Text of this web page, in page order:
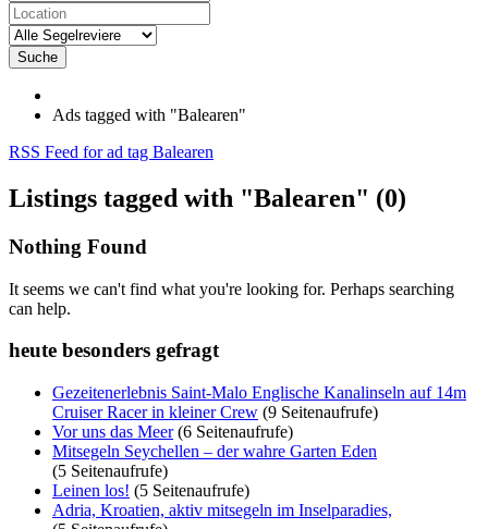
Suche
Ads tagged with "Balearen"
RSS Feed for ad tag Balearen
Listings tagged with "Balearen" (0)
Nothing Found
It seems we can't find what you're looking for. Perhaps searching
can help.
heute besonders gefragt
Gezeitenerlebnis Saint-Malo Englische Kanalinseln auf 14m
Cruiser Racer in kleiner Crew (9 Seitenaufrufe)
Vor uns das Meer(6 Seitenaufrufe)
Mitsegeln Seychellen – der wahre Garten Eden
(5 Seitenaufrufe)
Leinen los! (5 Seitenaufrufe)
Adria, Kroatien, aktiv mitsegeln im Inselparadies,